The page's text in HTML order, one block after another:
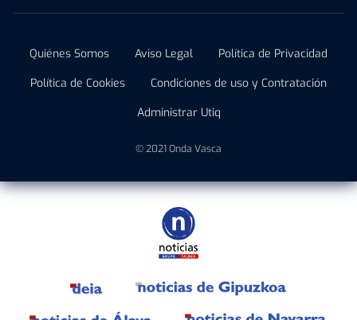
Quiénes Somos Aviso Legal
Política de Privacidad
Política de Cookies
Condiciones de uso y Contratación
Administrar Utiq
© 2021 Onda Vasca